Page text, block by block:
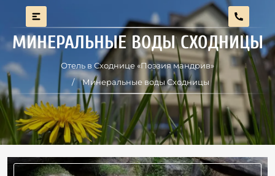
МИНЕРАЛЬНЫЕ ВОДЫ СХОДНИЦЫ
Отель в Сходнице «Поэзия мандрив»
Минеральные воды Сходницы